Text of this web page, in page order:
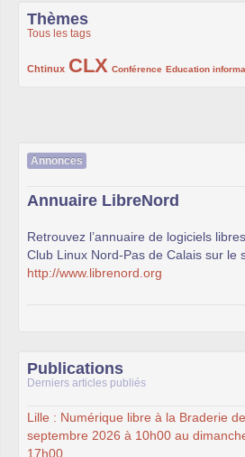
Thèmes
Tous les tags
Chtinux
222/1002CLX
1002/1002 Conférence
132/1002 Education
119/1002
168/1002
Annonces
Annuaire LibreNord
Retrouvez l’annuaire de logiciels
Club Linux Nord-Pas de Calais sur le
http://www.librenord.org
Publications
Derniers articles publiés
Lille : Numérique libre à la Braderie
septembre 2026 à 10h00 au
17h00.